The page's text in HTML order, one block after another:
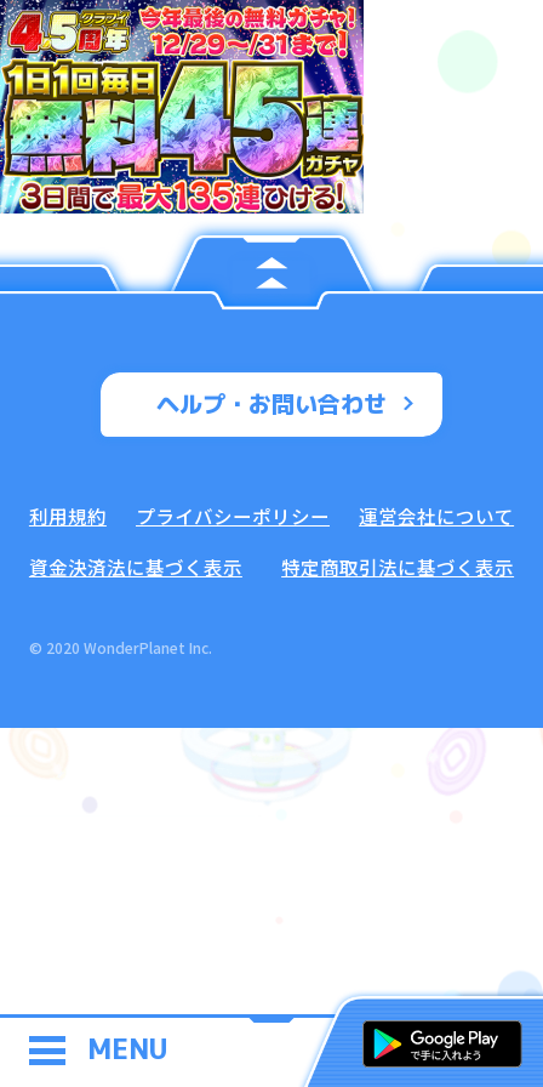
MENU
ヘルプ・お問い合わせ
利用規約 プライバシーポリシー
運営会社について
資金決済法に基づく表示
特定商取引法に基づく表示
© 2020 WonderPlanet Inc.